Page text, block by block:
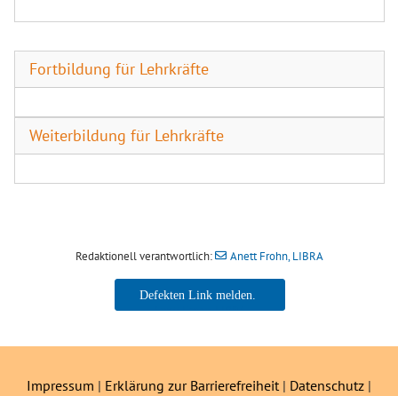
Fortbildung für Lehrkräfte
Weiterbildung für Lehrkräfte
Redaktionell verantwortlich: Anett Frohn, LIBRA
Anett Frohn, LIBRA
Impressum | Erklärung zur Barrierefreiheit | Datenschutz |